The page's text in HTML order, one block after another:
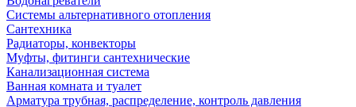
Системы альтернативного отопления
Сантехника
Радиаторы, конвекторы
Муфты, фитинги сантехнические
Канализационная система
Ванная комната и туалет
Арматура трубная, распределение, контроль давления